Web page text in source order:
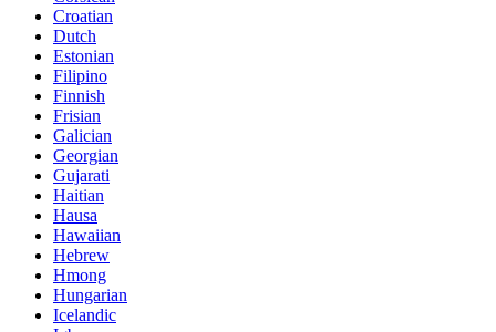
Croatian
Dutch
Estonian
Filipino
Finnish
Frisian
Galician
Georgian
Gujarati
Haitian
Hausa
Hawaiian
Hebrew
Hmong
Hungarian
Icelandic